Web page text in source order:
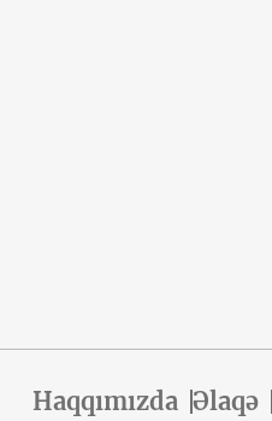
Haqqımızda Əlaqə